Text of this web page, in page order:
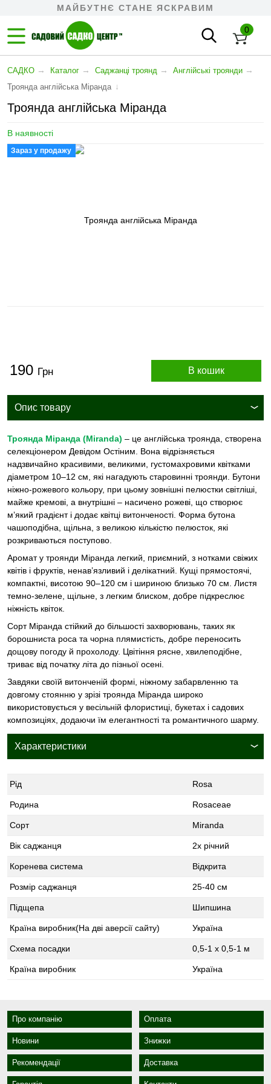
МАЙБУТНЄ СТАНЕ ЯСКРАВИМ
0
САДКО → Каталог → Саджанці троянд → Англійські троянди →
Троянда англійська Міранда ↓
Троянда англійська Міранда
В наявності
Зараз у продажу
190 Грн В кошик
Опис товару
Троянда Міранда (Miranda) – це англійська троянда, створена
селекціонером Девідом Остіним. Вона відрізняється
надзвичайно красивими, великими, густомахровими квітками
діаметром 10–12 см, які нагадують старовинні троянди. Бутони
ніжно-рожевого кольору, при цьому зовнішні пелюстки світліші,
майже кремові, а внутрішні – насичено рожеві, що створює
м’який градієнт і додає квітці витонченості. Форма бутона
чашоподібна, щільна, з великою кількістю пелюсток, які
розкриваються поступово.
Аромат у троянди Міранда легкий, приємний, з нотками свіжих
квітів і фруктів, ненав’язливий і делікатний. Кущі прямостоячі,
компактні, висотою 90–120 см і шириною близько 70 см. Листя
темно-зелене, щільне, з легким блиском, добре підкреслює
ніжність квіток.
Сорт Міранда стійкий до більшості захворювань, таких як
борошниста роса та чорна плямистість, добре переносить
дощову погоду й прохолоду. Цвітіння рясне, хвилеподібне,
триває від початку літа до пізньої осені.
Завдяки своїй витонченій формі, ніжному забарвленню та
довгому стоянню у зрізі троянда Міранда широко
використовується у весільній флористиці, букетах і садових
композиціях, додаючи їм елегантності та романтичного шарму.
Характеристики
Рід Rosa
Родина Rosaceae
Сорт Мiranda
Вік саджанця 2х річний
Коренева система Відкрита
Розмір саджанця 25-40 см
Підщепа Шипшина
Країна виробник(На дві аверсії сайту) Україна
Схема посадки 0,5-1 х 0,5-1 м
Країна виробник Україна
Про компанію Оплата
Новини Знижки
Рекомендації Доставка